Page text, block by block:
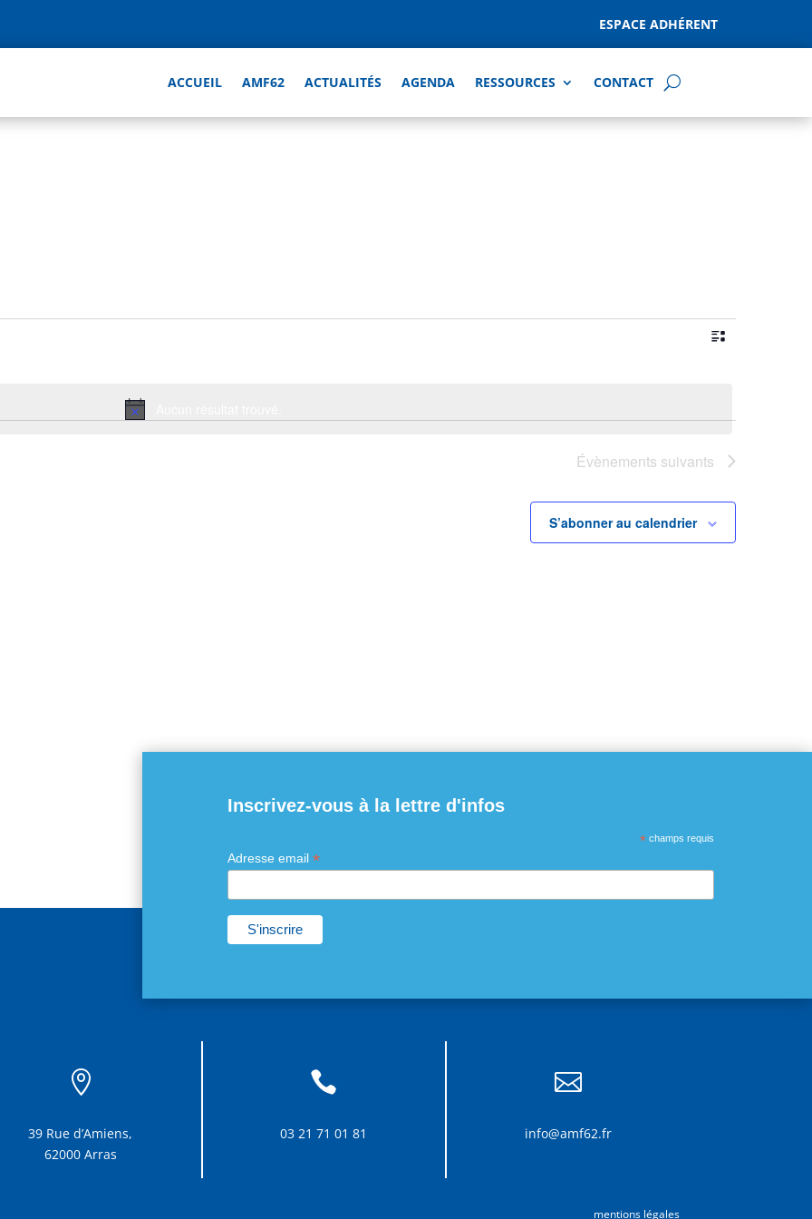
ESPACE ADHÉRENT
ACCUEIL AMF62 ACTUALITÉS AGENDA RESSOURCES CONTACT
Notice
de
Liste
Évènements suivants
S’abonner au calendrier
Inscrivez-vous à la lettre d'infos
* champs requis
Adresse email *

39 Rue d’Amiens,
62000 Arras

03 21 71 01 81

info@amf62.fr
mentions légales